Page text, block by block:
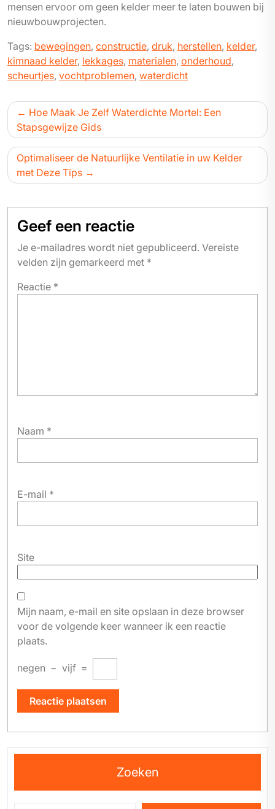
mensen ervoor om geen kelder meer te laten bouwen bij
nieuwbouwprojecten.
Tags: bewegingen, constructie, druk, herstellen, kelder,
kimnaad kelder, lekkages, materialen, onderhoud,
scheurtjes, vochtproblemen, waterdicht
Bericht
navigatie
Hoe Maak Je Zelf Waterdichte Mortel: Een
Stapsgewijze Gids
Optimaliseer de Natuurlijke Ventilatie in uw Kelder
met Deze Tips
Geef een reactie
Je e-mailadres wordt niet gepubliceerd. Vereiste
velden zijn gemarkeerd met *
Reactie *
Naam *
E-mail *
Site
Mijn naam, e-mail en site opslaan in deze browser
voor de volgende keer wanneer ik een reactie
plaats.
negen − vijf =
Zoeken